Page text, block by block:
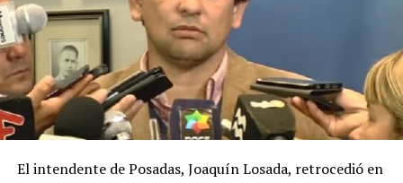
El intendente de Posadas, Joaquín Losada, retrocedió en